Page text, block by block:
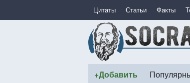
Цитаты Статьи Факты
+Добавить